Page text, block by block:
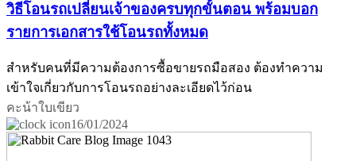
วิธีโอนรถเปลี่ยนเจ้าของครบทุกขั้นตอน พร้อมบอก
รายการเอกสารใช้โอนรถทั้งหมด
สำหรับคนที่มีความต้องการซื้อขายรถมือสอง ต้องทำความ
เข้าใจเกี่ยวกับการโอนรถอย่างละเอียดไว้ก่อน
คะน้าใบเขียว
16/01/2024